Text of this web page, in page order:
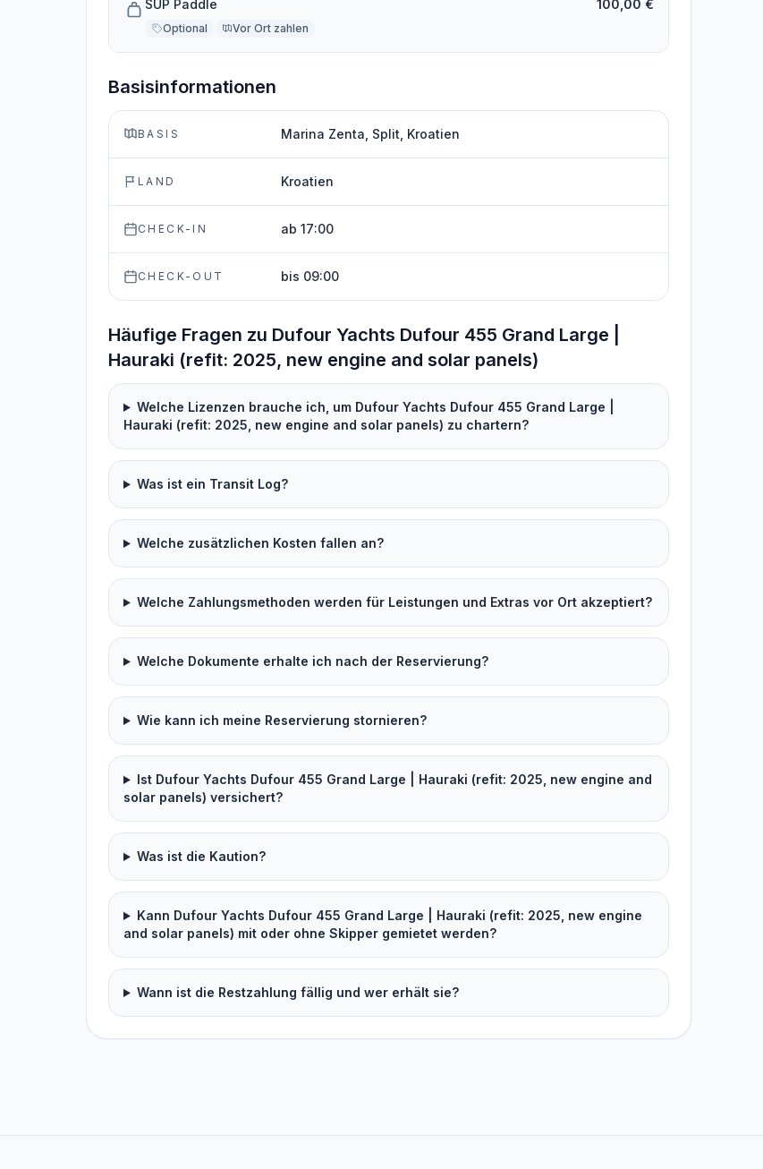
SUP Paddle
Optional Vor Ort zahlen
100,00 €
Basisinformationen
BASIS Marina Zenta, Split, Kroatien
LAND Kroatien
CHECK-IN ab 17:00
CHECK-OUT bis 09:00
Häufige Fragen zu Dufour Yachts Dufour 455 Grand Large |
Hauraki (refit: 2025, new engine and solar panels)
Welche Lizenzen brauche ich, um Dufour Yachts Dufour 455 Grand Large |
Hauraki (refit: 2025, new engine and solar panels) zu chartern?
Was ist ein Transit Log?
Welche zusätzlichen Kosten fallen an?
Welche Zahlungsmethoden werden für Leistungen und Extras vor Ort akzeptiert?
Welche Dokumente erhalte ich nach der Reservierung?
Wie kann ich meine Reservierung stornieren?
Ist Dufour Yachts Dufour 455 Grand Large | Hauraki (refit: 2025, new engine and
solar panels) versichert?
Was ist die Kaution?
Kann Dufour Yachts Dufour 455 Grand Large | Hauraki (refit: 2025, new engine
and solar panels) mit oder ohne Skipper gemietet werden?
Wann ist die Restzahlung fällig und wer erhält sie?